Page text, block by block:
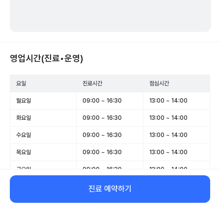
영업시간(진료•운영)
요일 진료시간 점심시간
월요일 09:00 ~ 16:30 13:00 ~ 14:00
화요일 09:00 ~ 16:30 13:00 ~ 14:00
수요일 09:00 ~ 16:30 13:00 ~ 14:00
목요일 09:00 ~ 16:30 13:00 ~ 14:00
금요일 09:00 ~ 16:30 13:00 ~ 14:00
09:00 ~ 12:30
일요일 휴무 -
진료 예약하기